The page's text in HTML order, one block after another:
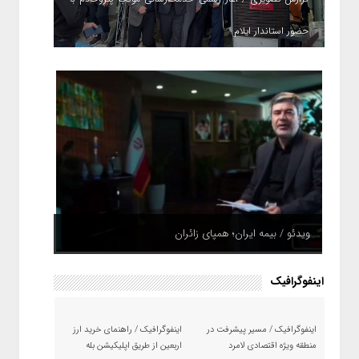
حضور استاندار ایلام
ویدئو / بیمه ایران؛ همپای زائران
اینفوگرافیک
اینفوگرافیک / مسیر پیشرفت در
منطقه ویژه اقتصادی لامرد
اینفوگرافیک / راهنمای خرید ارز
اربعین از طریق اپلیکیشن بله